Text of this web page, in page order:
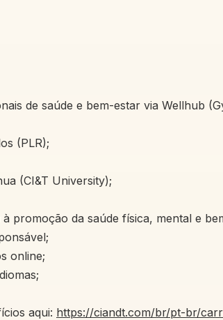
de saúde e bem-estar via Wellhub
(PLR);
(CI&T University);
promoção da saúde física, mental e
online;
aqui: https://ciandt.com/br/pt-br/